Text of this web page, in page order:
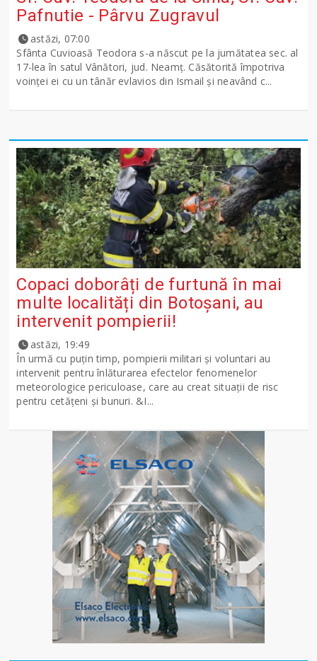
Pafnutie - Pârvu Zugravul
astăzi, 07:00
Sfânta Cuvioasă Teodora s-a născut pe la jumătatea sec. al
17-lea în satul Vânători, jud. Neamţ. Căsătorită împotriva
voinţei ei cu un tânăr evlavios din Ismail şi neavând c...
Copaci doborâți de furtună în mai
multe localități din Botoșani, au
intervenit pompierii!
astăzi, 19:49
În urmă cu puțin timp, pompierii militari și voluntari au
intervenit pentru înlăturarea efectelor fenomenelor
meteorologice periculoase, care au creat situații de risc
pentru cetățeni și bunuri. &I...